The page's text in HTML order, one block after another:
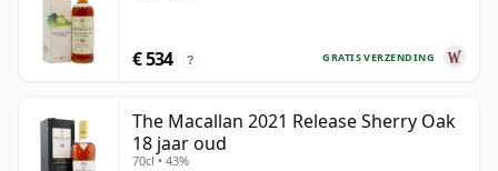
GRATIS VERZENDING
€ 534 ?
The Macallan 2021 Release Sherry Oak
18 jaar oud
70cl • 43%